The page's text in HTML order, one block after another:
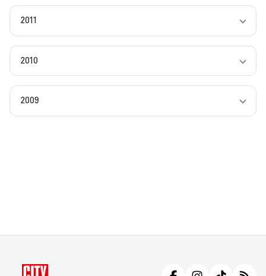
2011
2010
2009